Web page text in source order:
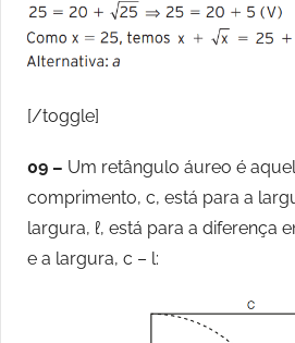
[/toggle]
09 – Um retângulo áureo é
comprimento, c, está para a
largura, ℓ, está para a diferença
e a largura, c – l: